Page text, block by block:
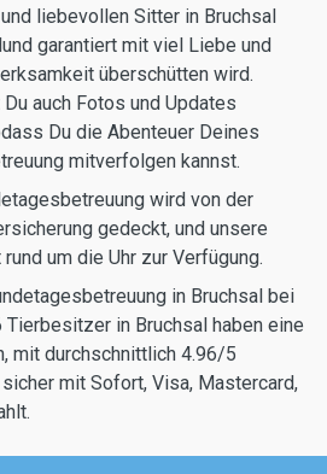
liebevollen Sitter in Bruchsal
garantiert mit viel Liebe und
überschütten wird.
auch Fotos und Updates
Du die Abenteuer Deines
mitverfolgen kannst.
wird von der
gedeckt, und unsere
um die Uhr zur Verfügung.
in Bruchsal bei
in Bruchsal haben eine
mit durchschnittlich 4.96/5
mit Sofort, Visa, Mastercard,